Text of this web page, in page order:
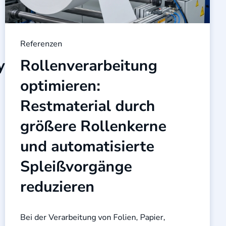
Referenzen
Rollenverarbeitung
optimieren:
Restmaterial durch
größere Rollenkerne
und automatisierte
Spleißvorgänge
reduzieren
Bei der Verarbeitung von Folien, Papier,